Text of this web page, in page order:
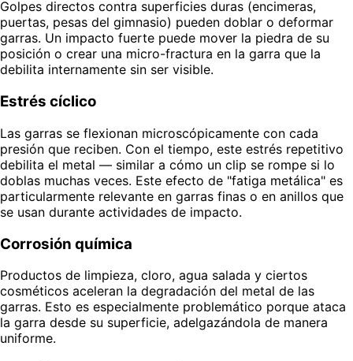
Golpes directos contra superficies duras (encimeras,
puertas, pesas del gimnasio) pueden doblar o deformar
garras. Un impacto fuerte puede mover la piedra de su
posición o crear una micro-fractura en la garra que la
debilita internamente sin ser visible.
Estrés cíclico
Las garras se flexionan microscópicamente con cada
presión que reciben. Con el tiempo, este estrés repetitivo
debilita el metal — similar a cómo un clip se rompe si lo
doblas muchas veces. Este efecto de "fatiga metálica" es
particularmente relevante en garras finas o en anillos que
se usan durante actividades de impacto.
Corrosión química
Productos de limpieza, cloro, agua salada y ciertos
cosméticos aceleran la degradación del metal de las
garras. Esto es especialmente problemático porque ataca
la garra desde su superficie, adelgazándola de manera
uniforme.